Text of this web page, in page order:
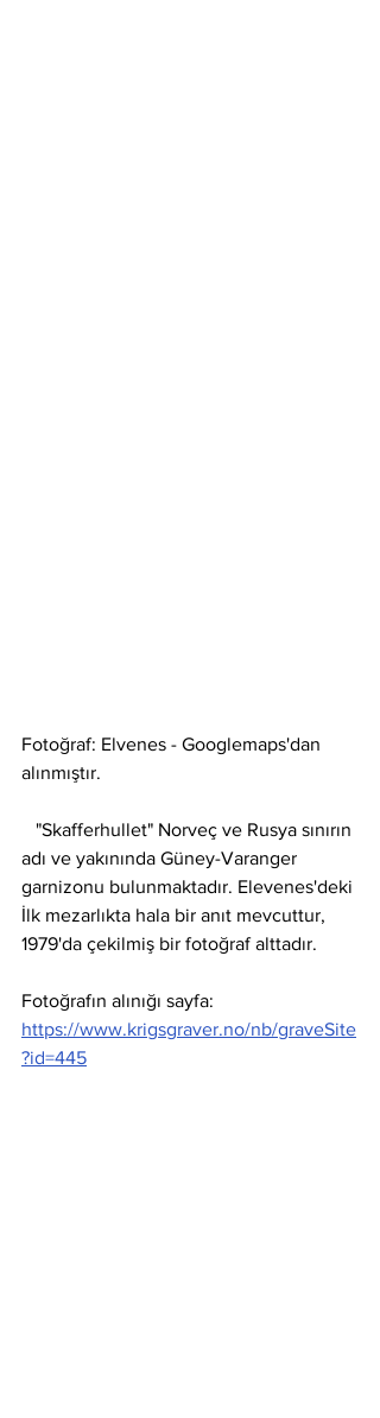
Fotoğraf: Elvenes - Googlemaps'dan
alınmıştır.
adı ve yakınında Güney-Varanger
garnizonu bulunmaktadır. Elevenes'deki
İlk mezarlıkta hala bir anıt mevcuttur,
1979'da çekilmiş bir fotoğraf alttadır.
Fotoğrafın alınığı sayfa:
https://www.krigsgraver.no/nb/graveSite
?id=445